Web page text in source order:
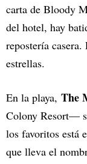
carta de Bloody
del hotel, hay
repostería
estrellas.
En la playa, The
Colony Resort—
los favoritos está
que lleva el